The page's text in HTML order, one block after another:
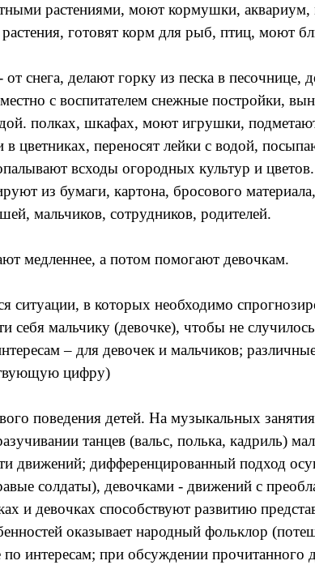
растениями, моют кормушки, аквариум,
готовят корм для рыб, птиц, моют
делают горку из песка в песочнице,
с воспитателем снежные постройки,
полках, шкафах, моют игрушки,
цветниках, переносят лейки с водой,
всходы огородных культур и цветов.
из бумаги, картона, бросового
мальчиков, сотрудников, родителей.
медленнее, а потом помогают девочкам.
ситуации, в которых необходимо
себя мальчику (девочке), чтобы не
– для девочек и мальчиков;
цифру)
поведения детей. На музыкальных
танцев (вальс, полька, кадриль)
движений; дифференцированный подход
солдаты), девочками - движений с
и девочках способствуют развитию
оказывает народный фольклор
интересам; при обсуждении прочитанного